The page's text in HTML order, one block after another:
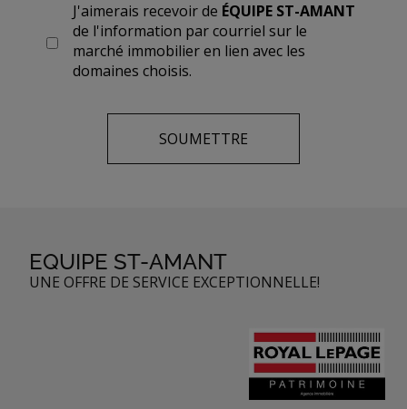
J'aimerais recevoir de ÉQUIPE ST-AMANT
de l'information par courriel sur le
marché immobilier en lien avec les
domaines choisis.
EQUIPE ST-AMANT
UNE OFFRE DE SERVICE EXCEPTIONNELLE!